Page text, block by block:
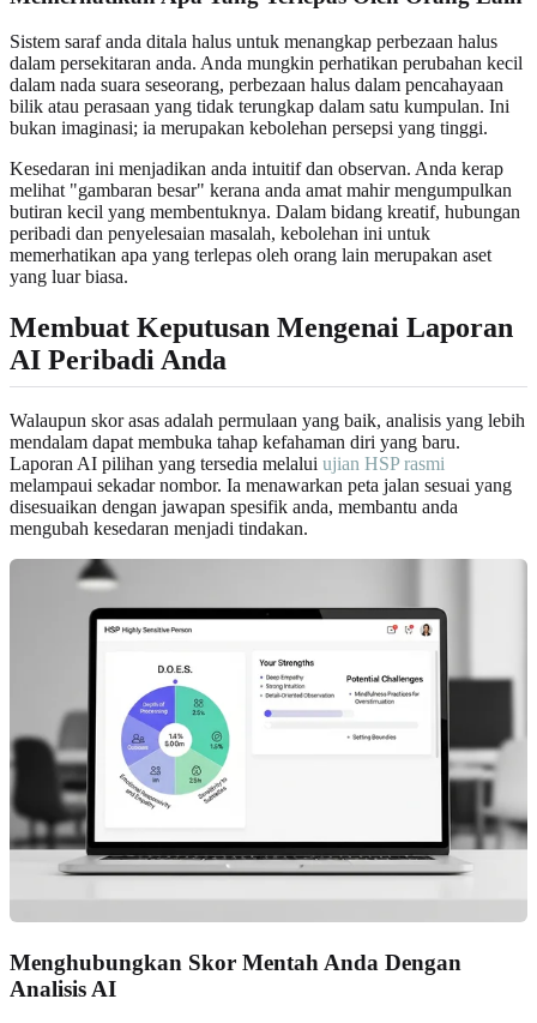
Sistem saraf anda ditala halus untuk menangkap perbezaan halus
dalam persekitaran anda. Anda mungkin perhatikan perubahan kecil
dalam nada suara seseorang, perbezaan halus dalam pencahayaan
bilik atau perasaan yang tidak terungkap dalam satu kumpulan. Ini
bukan imaginasi; ia merupakan kebolehan persepsi yang tinggi.
Kesedaran ini menjadikan anda intuitif dan observan. Anda kerap
melihat "gambaran besar" kerana anda amat mahir mengumpulkan
butiran kecil yang membentuknya. Dalam bidang kreatif, hubungan
peribadi dan penyelesaian masalah, kebolehan ini untuk
memerhatikan apa yang terlepas oleh orang lain merupakan aset
yang luar biasa.
Membuat Keputusan Mengenai Laporan
AI Peribadi Anda
Walaupun skor asas adalah permulaan yang baik, analisis yang lebih
mendalam dapat membuka tahap kefahaman diri yang baru.
Laporan AI pilihan yang tersedia melalui ujian HSP rasmi
melampaui sekadar nombor. Ia menawarkan peta jalan sesuai yang
disesuaikan dengan jawapan spesifik anda, membantu anda
mengubah kesedaran menjadi tindakan.
Menghubungkan Skor Mentah Anda Dengan
Analisis AI